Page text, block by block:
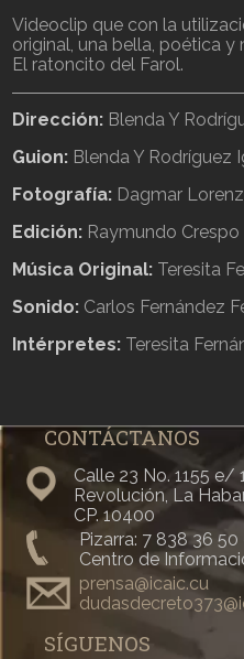
Videoclip que con la
original, una bella, poética
El ratoncito del Farol.
Dirección: Blenda Y
Guion: Blenda Y Rodríguez
Fotografía: Dagmar
Edición: Raymundo Crespo
Música Original: Teresita
Sonido: Carlos Fernández
Intérpretes: Teresita
CONTÁCTANOS
Calle 23 No. 1155 e/
Revolución, La
CP. 10400
Pizarra: 7 838 36 50
Centro de
prensa@icaic.cu
SÍGUENOS